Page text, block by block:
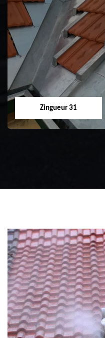
Etanchéité toiture
31
Zingueur 31